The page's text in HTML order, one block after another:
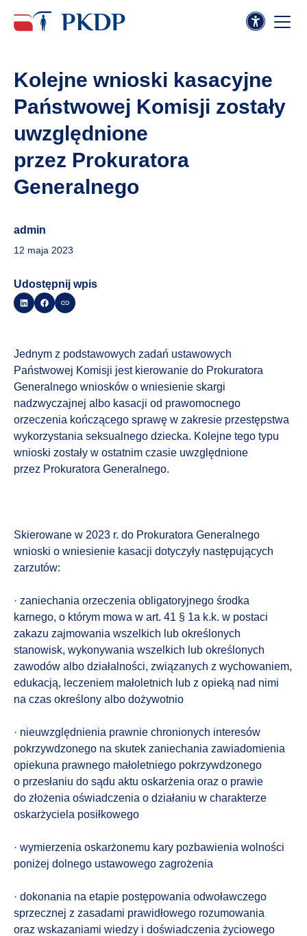
Kolejne wnioski kasacyjne
Państwowej Komisji zostały
uwzględnione
przez Prokuratora
Generalnego
admin
12 maja 2023
Udostępnij wpis
Jednym z podstawowych zadań ustawowych
Państwowej Komisji jest kierowanie do Prokuratora
Generalnego wniosków o wniesienie skargi
nadzwyczajnej albo kasacji od prawomocnego
orzeczenia kończącego sprawę w zakresie przestępstwa
wykorzystania seksualnego dziecka. Kolejne tego typu
wnioski zostały w ostatnim czasie uwzględnione
przez Prokuratora Generalnego.
Skierowane w 2023 r. do Prokuratora Generalnego
wnioski o wniesienie kasacji dotyczyły następujących
zarzutów:
· zaniechania orzeczenia obligatoryjnego środka
karnego, o którym mowa w art. 41 § 1a k.k. w postaci
zakazu zajmowania wszelkich lub określonych
stanowisk, wykonywania wszelkich lub określonych
zawodów albo działalności, związanych z wychowaniem,
edukacją, leczeniem małoletnich lub z opieką nad nimi
na czas określony albo dożywotnio
· nieuwzględnienia prawnie chronionych interesów
pokrzywdzonego na skutek zaniechania zawiadomienia
opiekuna prawnego małoletniego pokrzywdzonego
o przesłaniu do sądu aktu oskarżenia oraz o prawie
do złożenia oświadczenia o działaniu w charakterze
oskarżyciela posiłkowego
· wymierzenia oskarżonemu kary pozbawienia wolności
poniżej dolnego ustawowego zagrożenia
· dokonania na etapie postępowania odwoławczego
sprzecznej z zasadami prawidłowego rozumowania
oraz wskazaniami wiedzy i doświadczenia życiowego